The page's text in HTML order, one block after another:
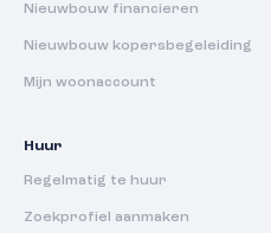
Nieuwbouw financieren
Nieuwbouw kopersbegeleiding
Mijn woonaccount
Huur
Regelmatig te huur
Zoekprofiel aanmaken